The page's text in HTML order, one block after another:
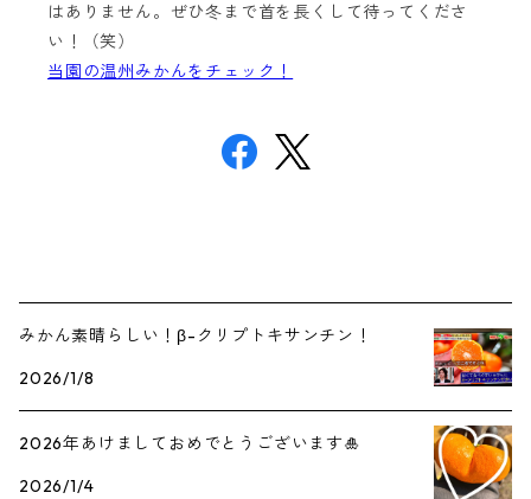
はありません。ぜひ冬まで首を長くして待ってくださ
い！（笑）
当園の温州みかんをチェック！
みかん素晴らしい！β-クリプトキサンチン！
2026/1/8
2026年あけましておめでとうございます🎍
2026/1/4